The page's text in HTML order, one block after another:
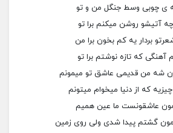
ی چوبی وسط جنگل من و تو
آتیشو روشن میکنم برا تو
بردار یه کم بخون برا من
آهنگی که تازه نوشتم برا تو
شه من قدیمی عاشق تو میمونم
که از دنیا میخوام میتونم
عاشقونست ما عین همیم
گشتم پیدا شدی ولی روی زمین